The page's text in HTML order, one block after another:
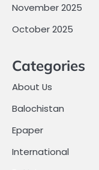
November 2025
October 2025
Categories
About Us
Balochistan
Epaper
International